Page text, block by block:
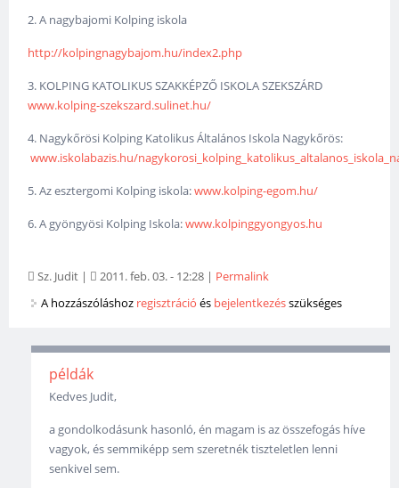
2. A nagybajomi Kolping iskola
http://kolpingnagybajom.hu/index2.php
3. KOLPING KATOLIKUS SZAKKÉPZŐ ISKOLA SZEKSZÁRD
www.kolping-szekszard.sulinet.hu/
4. Nagykőrösi Kolping Katolikus Általános Iskola Nagykőrös:
www.iskolabazis.hu/
5. Az esztergomi Kolping iskola:www.kolping-egom.hu/
6. A gyöngyösi Kolping Iskola:www.kolpinggyongyos.hu
Sz. Judit | 2011. feb. 03. - 12:28 | Permalink
A hozzászóláshoz regisztráció és bejelentkezésszükséges
példák
Kedves Judit,
a gondolkodásunk hasonló, én magam is az összefogás híve
vagyok, és semmiképp sem szeretnék tiszteletlen lenni
senkivel sem.